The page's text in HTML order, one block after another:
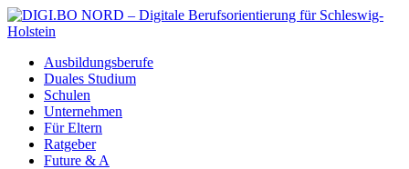
Ausbildungsberufe
Duales Studium
Schulen
Unternehmen
Für Eltern
Ratgeber
Future & A